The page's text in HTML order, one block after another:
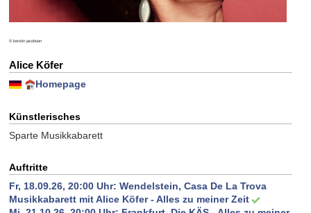
© kerstin jacobsen
Alice Köfer
Homepage
Künstlerisches
Sparte Musikkabarett
Auftritte
Fr, 18.09.26, 20:00 Uhr: Wendelstein, Casa De La Trova
Musikkabarett mit Alice Köfer - Alles zu meiner Zeit